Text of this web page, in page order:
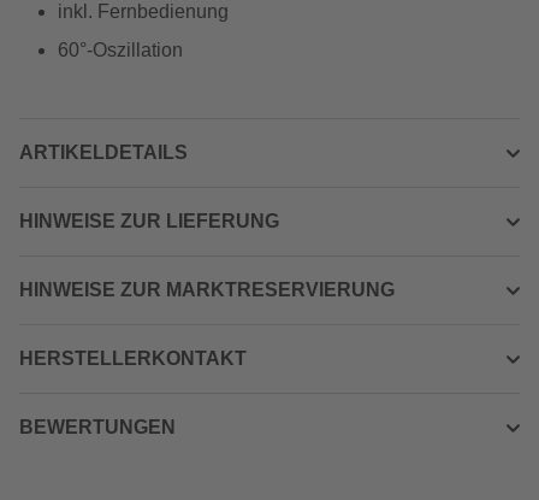
inkl. Fernbedienung
60°-Oszillation
ARTIKELDETAILS
HINWEISE ZUR LIEFERUNG
HINWEISE ZUR MARKTRESERVIERUNG
HERSTELLERKONTAKT
BEWERTUNGEN